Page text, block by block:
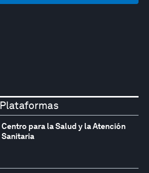
Plataformas
Centro para la Salud y la Atención
Sanitaria